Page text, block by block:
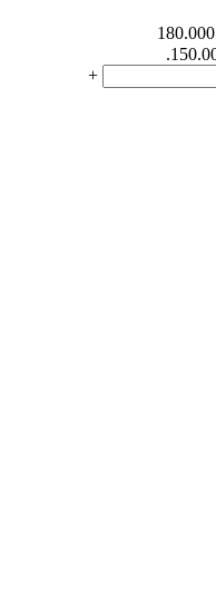
قیمت اصلی: تومان180.000
+